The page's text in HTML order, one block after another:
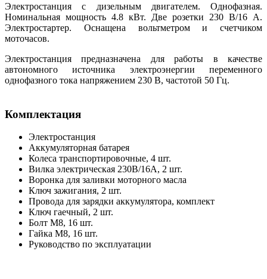
Электростанция с дизельным двигателем. Однофазная.
Номинальная мощность 4.8 кВт. Две розетки 230 В/16 А.
Электростартер. Оснащена вольтметром и счетчиком
моточасов.
Электростанция предназначена для работы в качестве
автономного источника электроэнергии переменного
однофазного тока напряжением 230 В, частотой 50 Гц.
Комплектация
Электростанция
Аккумуляторная батарея
Колеса транспортировочные, 4 шт.
Вилка электрическая 230В/16А, 2 шт.
Воронка для заливки моторного масла
Ключ зажигания, 2 шт.
Провода для зарядки аккумулятора, комплект
Ключ гаечный, 2 шт.
Болт М8, 16 шт.
Гайка М8, 16 шт.
Руководство по эксплуатации